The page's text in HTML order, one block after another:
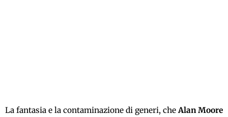
La fantasia e la contaminazione di generi, cheAlan Moore